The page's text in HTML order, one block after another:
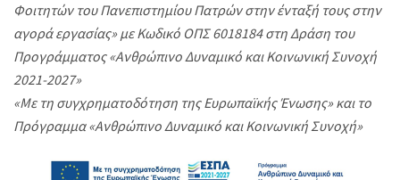
Φοιτητών του Πανεπιστημίου Πατρών στην ένταξή τους στην
αγορά εργασίας» με Κωδικό ΟΠΣ 6018184 στη Δράση του
Προγράμματος «Ανθρώπινο Δυναμικό και Κοινωνική Συνοχή
2021-2027»
«Με τη συγχρηματοδότηση της Ευρωπαϊκής Ένωσης» και το
Πρόγραμμα «Ανθρώπινο Δυναμικό και Κοινωνική Συνοχή»